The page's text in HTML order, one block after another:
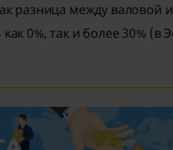
разница между валовой
0%, так и более 30% (в